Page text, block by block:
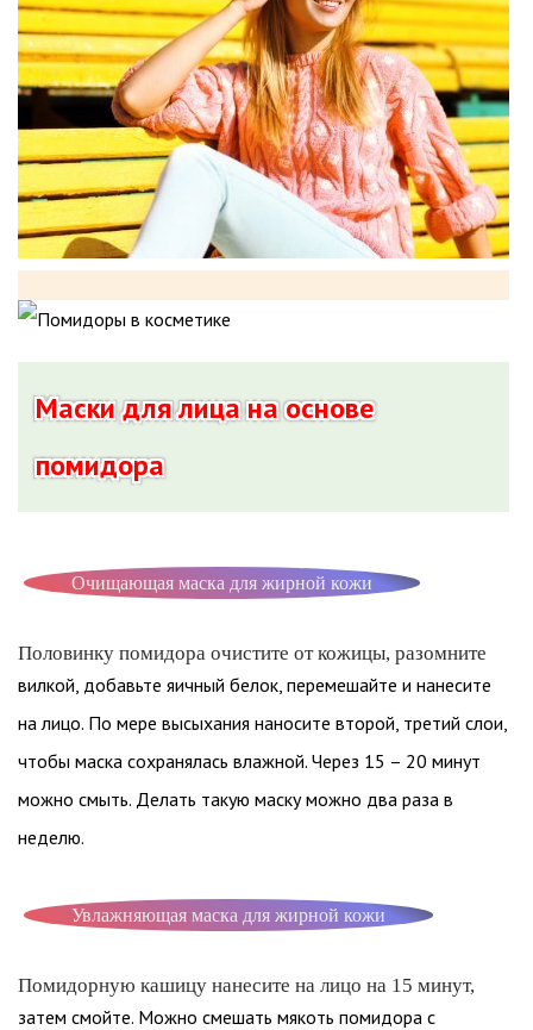
Маски для лица на основе
помидора
Очищающая маска для жирной кожи
Половинку помидора очистите от кожицы, разомните
вилкой, добавьте яичный белок, перемешайте и нанесите
на лицо. По мере высыхания наносите второй, третий слои,
чтобы маска сохранялась влажной. Через 15 – 20 минут
можно смыть. Делать такую маску можно два раза в
неделю.
Увлажняющая маска для жирной кожи
Помидорную кашицу нанесите на лицо на 15 минут,
затем смойте. Можно смешать мякоть помидора с